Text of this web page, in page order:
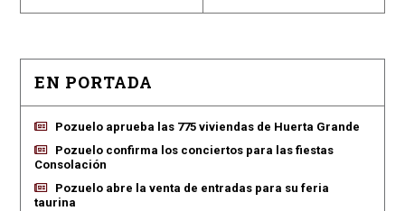
EN PORTADA
Pozuelo aprueba las 775 viviendas de Huerta Grande
Pozuelo confirma los conciertos para las fiestas
Consolación
Pozuelo abre la venta de entradas para su feria
taurina